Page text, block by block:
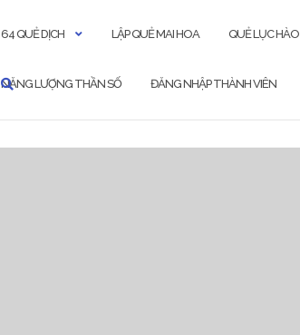
64 QUẺ DỊCH LẬP QUẺ MAI HOA QUẺ LỤC HÀO
NĂNG LƯỢNG THẦN SỐ ĐĂNG NHẬP THÀNH VIÊN